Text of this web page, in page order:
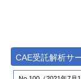
3次元船殻
GRADE/HULL
福岡造船株式会
No.77（2015年4月
Beagleを利用
CAE受託解析サ